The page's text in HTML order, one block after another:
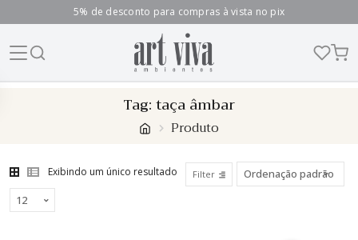
5% de desconto para compras à vista no pix
Tag:taça âmbar
Produto
Exibindo um único resultado Filter